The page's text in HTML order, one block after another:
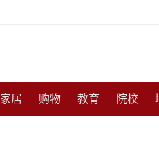
家居 购物 教育 院校